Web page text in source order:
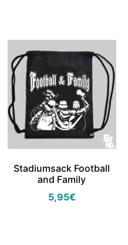
Stadiumsack Football
and Family
5,95€